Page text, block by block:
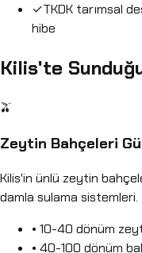
✓TKDK tarımsal
hibe
Kilis'te
🫒
Zeytin Bahçeleri
Kilis'in ünlü zeytin
damla sulama sistemleri.
• 10-40 dönüm
• 40-100 dönüm